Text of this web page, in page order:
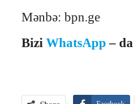
Mənbə: bpn.ge
Bizi WhatsApp –